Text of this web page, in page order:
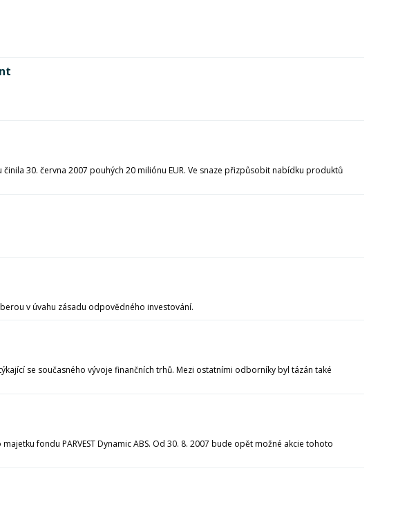
30. června 2007 pouhých 20 miliónu EUR. Ve snaze přizpůsobit nabídku produktů
v úvahu zásadu odpovědného investování.
se současného vývoje finančních trhů. Mezi ostatními odborníky byl tázán také
fondu PARVEST Dynamic ABS. Od 30. 8. 2007 bude opět možné akcie tohoto